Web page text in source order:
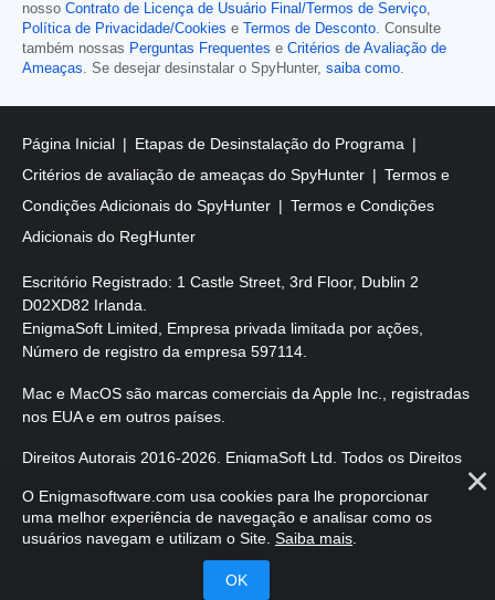
nosso Contrato de Licença de Usuário Final/Termos de Serviço,
Política de Privacidade/Cookies e Termos de Desconto. Consulte
também nossas Perguntas Frequentes e Critérios de Avaliação de
Ameaças. Se desejar desinstalar o SpyHunter, saiba como.
Página Inicial
Etapas de Desinstalação do Programa
Critérios de avaliação de ameaças do SpyHunter
Termos e
Condições Adicionais do SpyHunter
Termos e Condições
Adicionais do RegHunter
Escritório Registrado: 1 Castle Street, 3rd Floor, Dublin 2
D02XD82 Irlanda.
EnigmaSoft Limited, Empresa privada limitada por ações,
Número de registro da empresa 597114.
Mac e MacOS são marcas comerciais da Apple Inc., registradas
nos EUA e em outros países.
Direitos Autorais 2016-2026. EnigmaSoft Ltd. Todos os Direitos
O Enigmasoftware.com usa cookies para lhe proporcionar
uma melhor experiência de navegação e analisar como os
usuários navegam e utilizam o Site. Saiba mais